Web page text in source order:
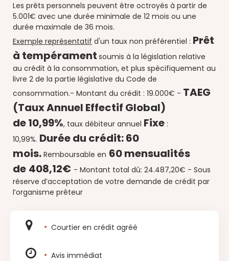
Les prêts personnels peuvent être octroyés à partir de
5.001€ avec une durée minimale de 12 mois ou une
durée maximale de 36 mois.
Exemple représentatif d'un taux non préférentiel : Prêt
à tempérament soumis à la législation relative
au crédit à la consommation, et plus spécifiquement au
livre 2 de la partie législative du Code de
consommation.- Montant du crédit : 19.000€ - TAEG
(Taux Annuel Effectif Global)
de10,99%, taux débiteur annuel Fixe :
10,99%. Durée du crédit:60
mois. Remboursable en 60 mensualités
de 408,12€ - Montant total dû: 24.487,20€ - Sous
réserve d’acceptation de votre demande de crédit par
l’organisme prêteur
Courtier en crédit agréé
Avis immédiat